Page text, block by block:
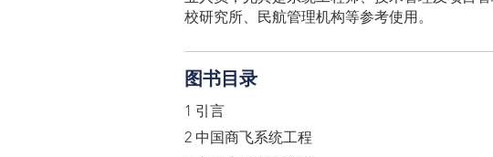
校研究所、民航管理机构等参考使用。
图书目录
1 引言
2 中国商飞系统工程